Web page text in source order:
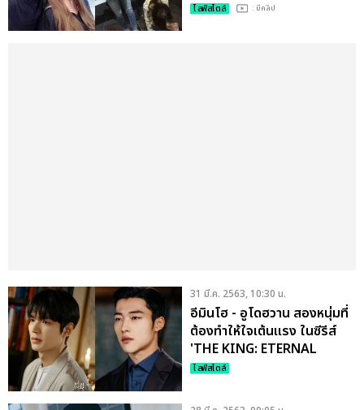
ไลฟ์สไตล์ : มีคลิป
31 มี.ค. 2563, 10:30 น.
อีมินโฮ - อูโดฮวาน สองหนุ่มที่
ต้องทำให้ใจเต้นแรง ในซีรีส์
'THE KING: ETERNAL
MONARCH'
ไลฟ์สไตล์